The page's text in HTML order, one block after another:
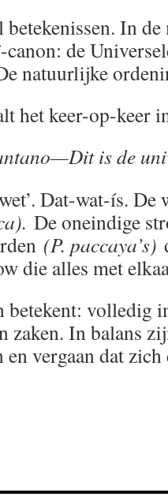
betekenissen. In
-canon: de
natuurlijke
het keer-op-keer
is de
Dat-wat-ís. De
De oneindige
(P. paccaya’s)
die alles met
betekent: volledig
zaken. In balans
en vergaan dat